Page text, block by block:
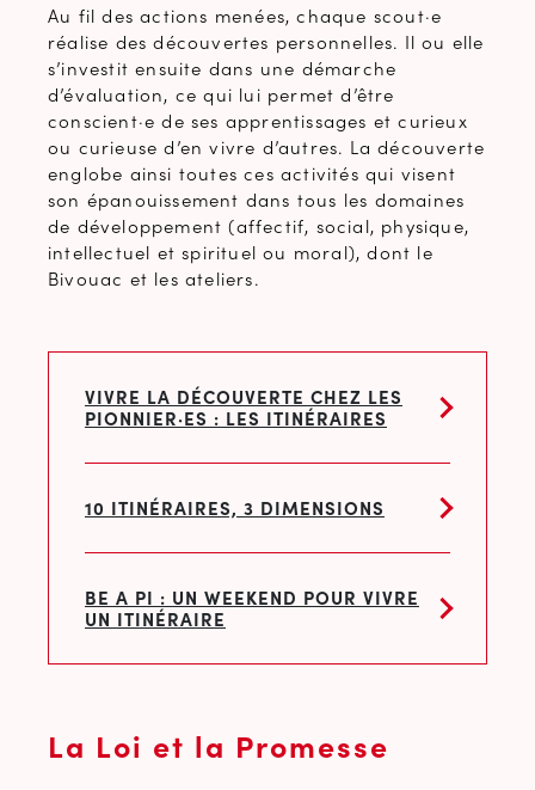
Au fil des actions menées, chaque scout·e
réalise des découvertes personnelles. Il ou elle
s’investit ensuite dans une démarche
d’évaluation, ce qui lui permet d’être
conscient·e de ses apprentissages et curieux
ou curieuse d’en vivre d’autres. La découverte
englobe ainsi toutes ces activités qui visent
son épanouissement dans tous les domaines
de développement (affectif, social, physique,
intellectuel et spirituel ou moral), dont le
Bivouac et les ateliers.
VIVRE LA DÉCOUVERTE CHEZ LES
PIONNIER·ES : LES ITINÉRAIRES
10 ITINÉRAIRES, 3 DIMENSIONS
BE A PI : UN WEEKEND POUR VIVRE
UN ITINÉRAIRE
La Loi et la Promesse